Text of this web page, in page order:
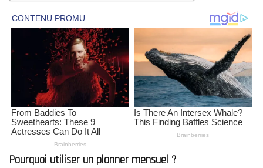
Pourquoi utiliser un planner mensuel ?